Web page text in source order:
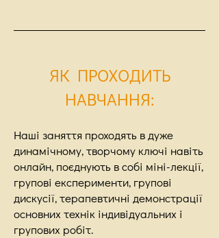
ЯК ПРОХОДИТЬ
НАВЧАННЯ:
Наші заняття проходять в дуже
динамічному, творчому ключі навіть
онлайн, поєднують в собі міні-лекції,
групові експерименти, групові
дискусії, терапевтичні демонстрації
основних технік індивідуальних і
групових робіт.